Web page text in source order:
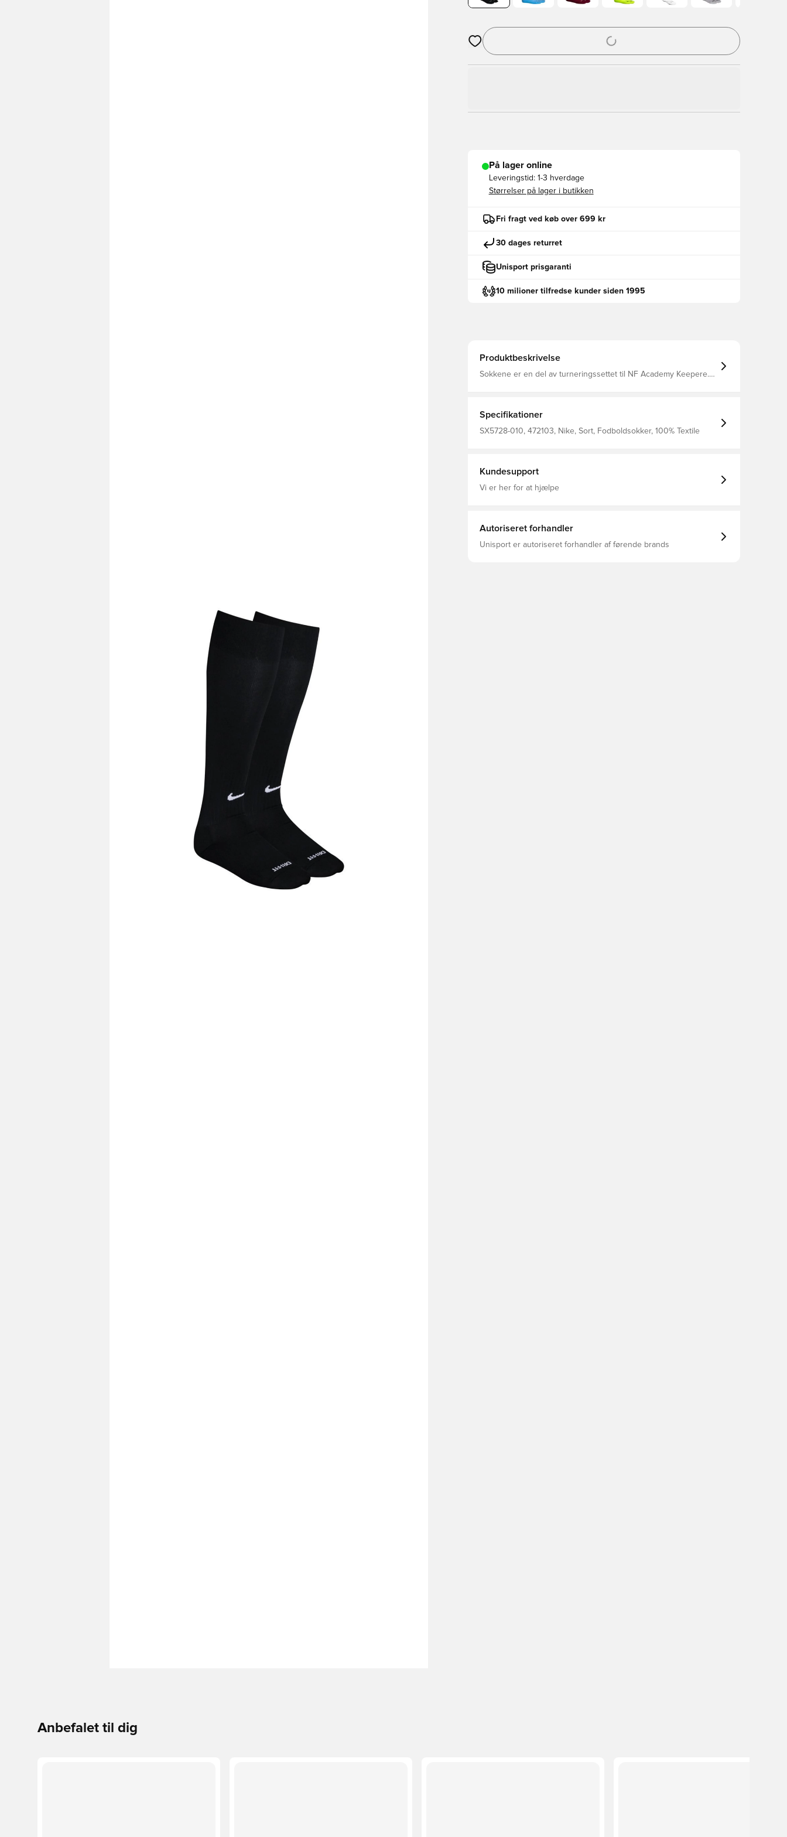
Åbner en Modal til at logge ind eller tilmelde dig som medlem
På lager online
Leveringstid: 1-3 hverdage
Størrelser på lager i butikken
Fri fragt ved køb over 699 kr
30 dages returret
Unisport prisgaranti
10 milioner tilfredse kunder siden 1995
Produktbeskrivelse
Sokkene er en del av turneringssettet til NF Academy Keepere.
Specifikationer
SX5728-010, 472103, Nike, Sort, Fodboldsokker, 100% Textile
Kundesupport
Vi er her for at hjælpe
Autoriseret forhandler
Unisport er autoriseret forhandler af førende brands
Anbefalet til dig